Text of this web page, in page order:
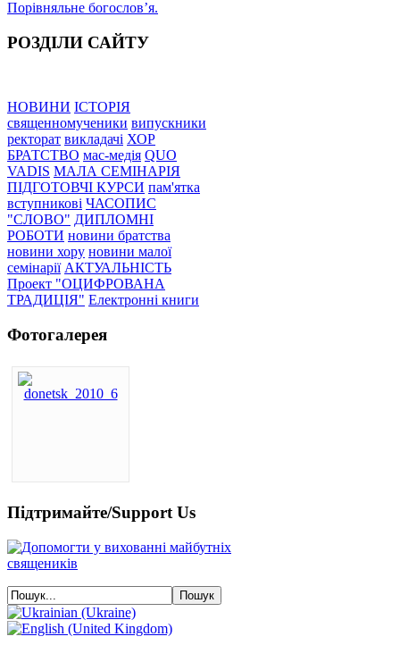
Порівняльне богословʼя.
РОЗДІЛИ САЙТУ
НОВИНИ ІСТОРІЯ
священномученики випускники
ректорат викладачі ХОР
БРАТСТВО мас-медія QUO
VADIS МАЛА СЕМІНАРІЯ
ПІДГОТОВЧІ КУРСИ пам'ятка
вступникові ЧАСОПИС
"СЛОВО" ДИПЛОМНІ
РОБОТИ новини братства
новини хору новини малої
семінарії АКТУАЛЬНІСТЬ
Проект "ОЦИФРОВАНА
ТРАДИЦІЯ" Електронні книги
Фотогалерея
Підтримайте/Support Us